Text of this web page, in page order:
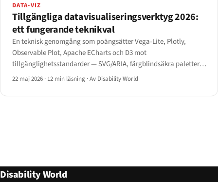
DATA-VIZ
Tillgängliga datavisualiseringsverktyg 2026:
ett fungerande teknikval
En teknisk genomgång som poängsätter Vega-Lite, Plotly,
Observable Plot, Apache ECharts och D3 mot
tillgänglighetsstandarder — SVG/ARIA, färgblindsäkra paletter,
tangentbordsnavigering av datapunkter, skärmläsarhierarki och
22 maj 2026 · 12 min läsning ·Av Disability World
Disability World